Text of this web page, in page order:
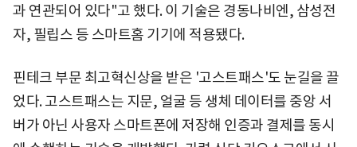
과 연관되어 있다"고 했다. 이 기술은 경동나비엔, 삼성전
자, 필립스 등 스마트홈 기기에 적용됐다.
핀테크 부문 최고혁신상을 받은 '고스트패스'도 눈길을 끌
었다. 고스트패스는 지문, 얼굴 등 생체 데이터를 중앙 서
버가 아닌 사용자 스마트폰에 저장해 인증과 결제를 동시